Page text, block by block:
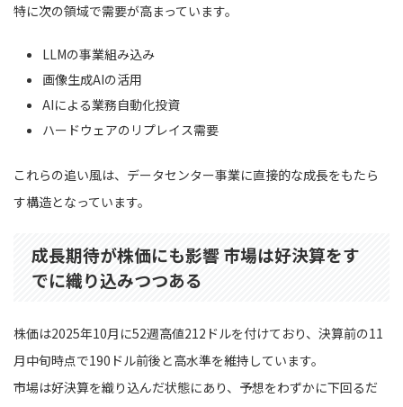
特に次の領域で需要が高まっています。
LLMの事業組み込み
画像生成AIの活用
AIによる業務自動化投資
ハードウェアのリプレイス需要
これらの追い風は、データセンター事業に直接的な成長をもたら
す構造となっています。
成長期待が株価にも影響 市場は好決算をす
でに織り込みつつある
株価は2025年10月に52週高値212ドルを付けており、決算前の11
月中旬時点で190ドル前後と高水準を維持しています。
市場は好決算を織り込んだ状態にあり、予想をわずかに下回るだ